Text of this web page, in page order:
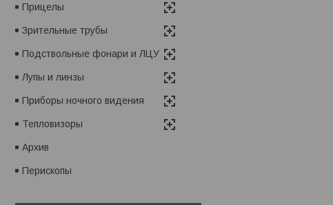
Прицелы
Зрительные трубы
Подствольные фонари и ЛЦУ
Лупы и линзы
Приборы ночного видения
Тепловизоры
Архив
Перископы